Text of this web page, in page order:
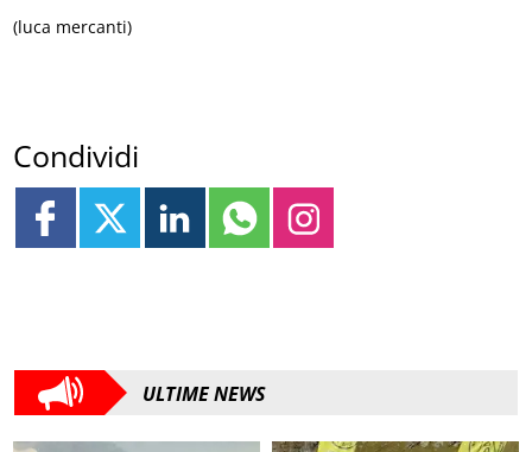
(luca mercanti)
Condividi
ULTIME NEWS